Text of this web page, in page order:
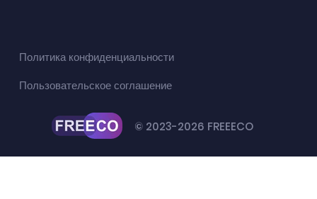
© 2023-2026 FREEECO
Политика конфиденциальности
Пользовательское соглашение